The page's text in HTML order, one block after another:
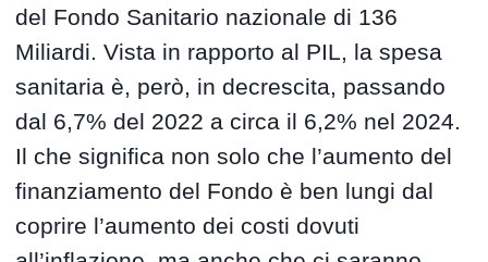
del Fondo Sanitario nazionale di 136
Miliardi. Vista in rapporto al PIL, la spesa
sanitaria è, però, in decrescita, passando
dal 6,7% del 2022 a circa il 6,2% nel 2024.
Il che significa non solo che l’aumento del
finanziamento del Fondo è ben lungi dal
coprire l’aumento dei costi dovuti